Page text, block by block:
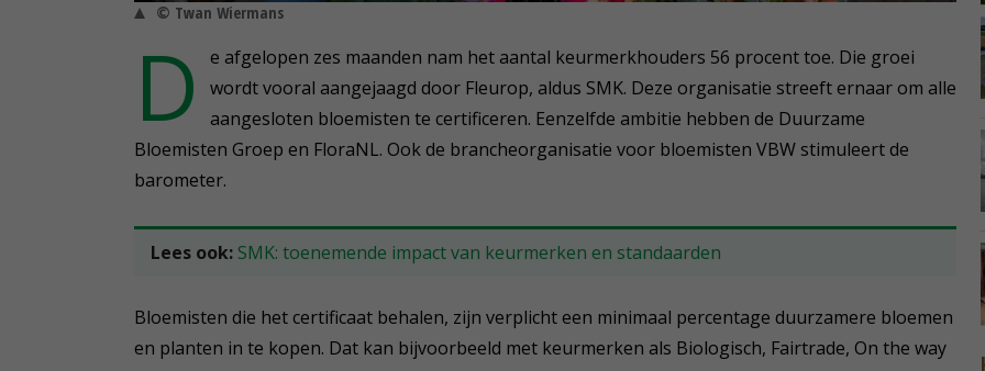
© Twan Wiermans
D
e afgelopen zes maanden nam het aantal keurmerkhouders 56 procent toe. Die groei
wordt vooral aangejaagd door Fleurop, aldus SMK. Deze organisatie streeft ernaar om alle
aangesloten bloemisten te certificeren. Eenzelfde ambitie hebben de Duurzame
Bloemisten Groep en FloraNL. Ook de brancheorganisatie voor bloemisten VBW stimuleert de
barometer.
Lees ook: SMK: toenemende impact van keurmerken en standaarden
Bloemisten die het certificaat behalen, zijn verplicht een minimaal percentage duurzamere bloemen
en planten in te kopen. Dat kan bijvoorbeeld met keurmerken als Biologisch, Fairtrade, On the way